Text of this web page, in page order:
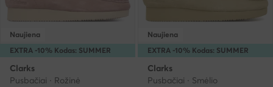
EXTRA -10% Kodas: SUMMER
Naujiena
Clarks
Pusbačiai · Rožinė
EXTRA -10% Kodas: SUMMER
Naujiena
Clarks
Pusbačiai · Smėlio